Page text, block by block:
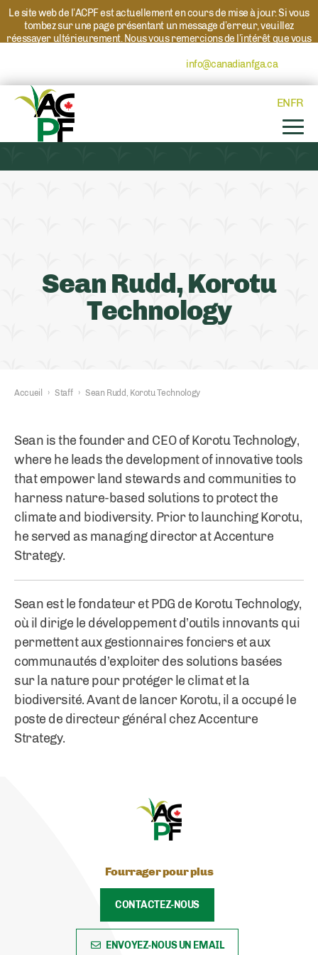
Le site web de l’ACPF est actuellement en cours de mise à jour. Si vous
tombez sur une page présentant un message d’erreur, veuillez
réessayer ultérieurement. Nous vous remercions de l’intérêt que vous
info@canadianfga.caet nous
ENFR
Sean Rudd, Korotu
Technology
Accueil › Staff › Sean Rudd, Korotu Technology
Sean is the founder and CEO of Korotu Technology,
where he leads the development of innovative tools
that empower land stewards and communities to
harness nature-based solutions to protect the
climate and biodiversity. Prior to launching Korotu,
he served as managing director at Accenture
Strategy.
Sean est le fondateur et PDG de Korotu Technology,
où il dirige le développement d’outils innovants qui
permettent aux gestionnaires fonciers et aux
communautés d’exploiter des solutions basées
sur la nature pour protéger le climat et la
biodiversité. Avant de lancer Korotu, il a occupé le
poste de directeur général chez Accenture
Strategy.
Fourrager pour plus
CONTACTEZ-NOUS
ENVOYEZ-NOUS UN EMAIL